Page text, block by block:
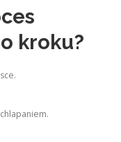
kroku?